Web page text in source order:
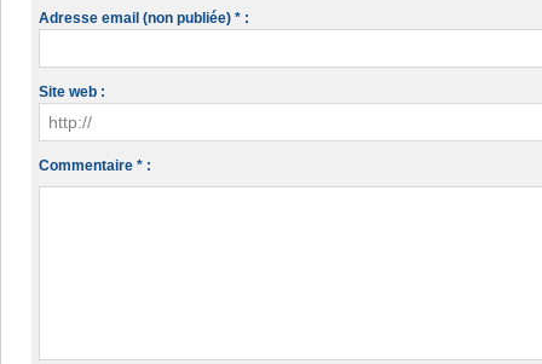
Adresse email (non publiée) * :
Site web :
Commentaire * :